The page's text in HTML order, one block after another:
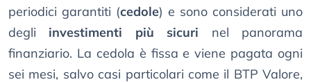
periodici garantiti (cedole) e sono considerati uno
degli investimenti più sicuri nel panorama
finanziario. La cedola è fissa e viene pagata ogni
sei mesi, salvo casi particolari come il BTP Valore,